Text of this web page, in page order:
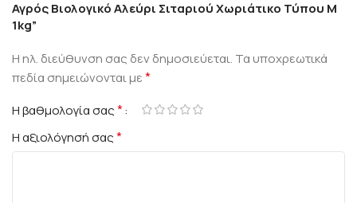
Αγρός Βιολογικό Αλεύρι Σιταριού Χωριάτικο Τύπου Μ
1kg”
Η ηλ. διεύθυνση σας δεν δημοσιεύεται. Τα υποχρεωτικά
πεδία σημειώνονται με*
Η βαθμολογία σας*
Η αξιολόγησή σας*